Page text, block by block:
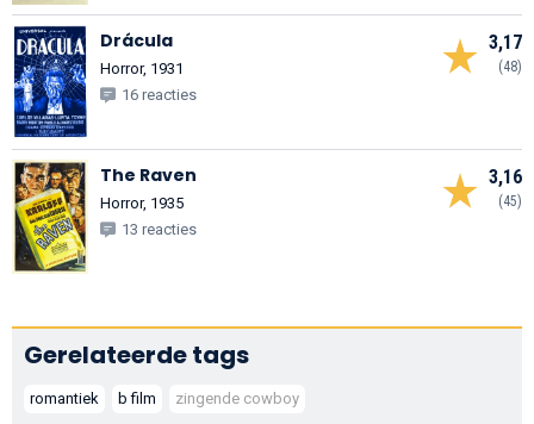
3,17
(48)
Drácula
Horror, 1931
16 reacties
3,16
(45)
The Raven
Horror, 1935
13 reacties
Gerelateerde tags
romantiek b film zingende cowboy